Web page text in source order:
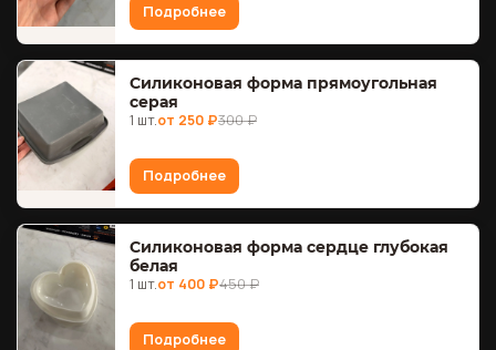
Подробнее
Силиконовая форма прямоугольная
серая
1 шт.от 250 ₽300 ₽
Подробнее
Силиконовая форма сердце глубокая
белая
1 шт.от 400 ₽450 ₽
Подробнее